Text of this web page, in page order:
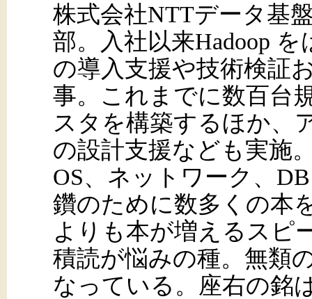
株式会社NTTデータ基
部。入社以来Hadoop
の導入支援や技術検証
事。これまでに数百台
スタを構築するほか、
の設計支援なども実施
OS、ネットワーク、
鑽のために数多くの本
よりも本が増えるスピ
積読が悩みの種。無類
なっている。座右の銘